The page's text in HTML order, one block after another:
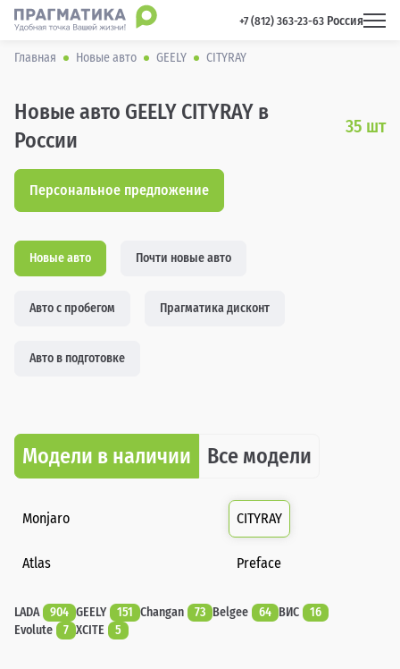
+7 (812) 363-23-63 Россия
Главная Новые авто GEELY CITYRAY
Новые авто GEELY CITYRAY в
России
35 шт
Персональное предложение
Новые авто Почти новые авто
Авто с пробегом Прагматика дисконт
Авто в подготовке
Модели в наличии Все модели
Monjaro CITYRAY
Atlas Preface
LADA 904 GEELY 151 Changan 73 Belgee 64 ВИС
16
Evolute
7 XCITE 5